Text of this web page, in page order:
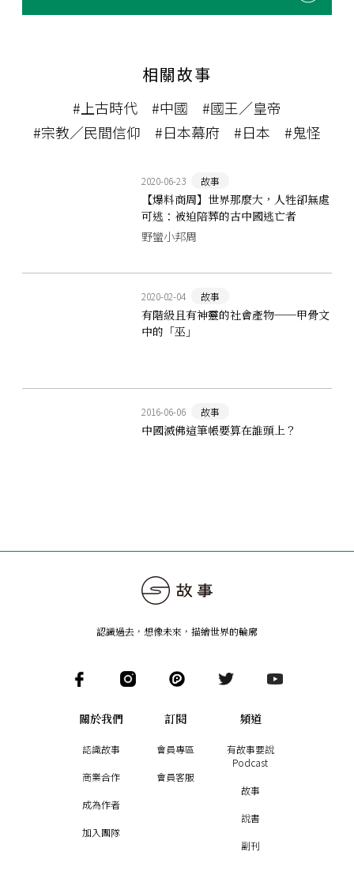
相關故事
#上古時代 #中國
#國王／皇帝
#宗教／民間信仰
#日本幕府 #日本 #鬼怪
2020-06-23 故事
【爆料商周】世界那麼大，人牲卻無處
可逃：被迫陪葬的古中國逃亡者
野蠻小邦周
2020-02-04 故事
有階級且有神靈的社會產物──甲骨文
中的「巫」
2016-06-06 故事
中國滅佛這筆帳要算在誰頭上？
認識過去，想像未來 ， 描繪世界的輪廓
關於我們
認識故事
商業合作
成為作者
加入團隊
訂閱
會員專區
會員客服
頻道
有故事要說
Podcast
故事
說書
副刊